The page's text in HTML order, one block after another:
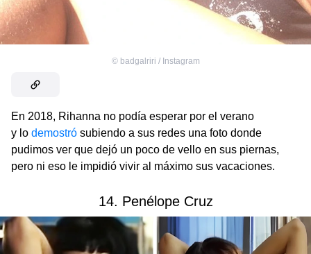
© badgalriri / Instagram
En 2018, Rihanna no podía esperar por el verano
y lo demostró subiendo a sus redes una foto donde
pudimos ver que dejó un poco de vello en sus piernas,
pero ni eso le impidió vivir al máximo sus vacaciones.
14. Penélope Cruz